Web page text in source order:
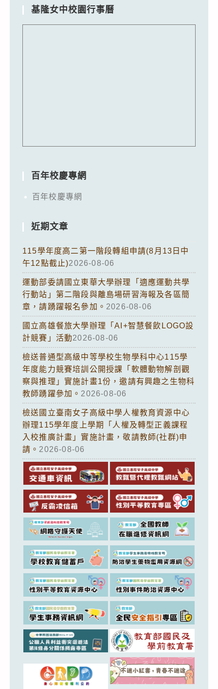
基隆女中校園行事曆
百年校慶專網
百年校慶專網
近期文章
115學年度高二第一階段轉組申請(8月13日中
午12點截止)2026-08-06
運動部委請國立東華大學辦理「適應運動共學
行動站」第二階段與離島場研習海報及各區簡
章，請踴躍報名參加。 2026-08-06
國立高雄餐旅大學辦理「AI+智慧餐飲LOGO設
計競賽」活動2026-08-06
檢送普通型高級中等學校生物學科中心115學
年度能力競賽培訓公開授課「軟體動物解剖觀
察與推理」實施計畫1份，邀請有興趣之生物科
教師踴躍參加。 2026-08-06
檢送國立臺南女子高級中學人權教育資源中心
辦理115學年度上學期「人權及轉型正義課程
入校推廣計畫」實施計畫，敬請教師(社群)申
請。 2026-08-06